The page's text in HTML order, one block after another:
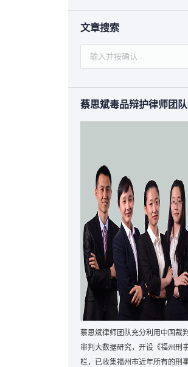
文章搜索
蔡思斌毒品辩护律师团
蔡思斌律师团队充分利用中国裁
审判大数据研究，开设《福州刑
栏，已收集福州市近年所有的刑